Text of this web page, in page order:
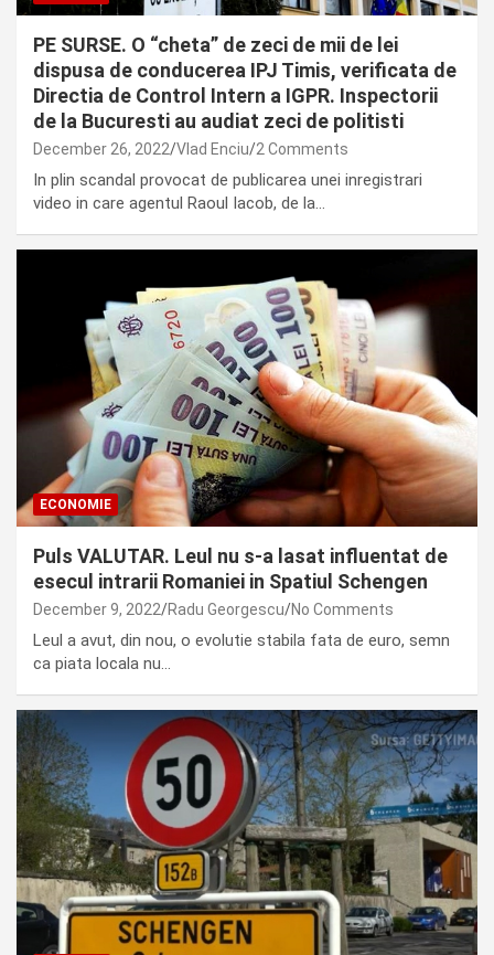
PE SURSE. O “cheta” de zeci de mii de lei
dispusa de conducerea IPJ Timis, verificata de
Directia de Control Intern a IGPR. Inspectorii
de la Bucuresti au audiat zeci de politisti
December 26, 2022 Vlad Enciu 2 Comments
In plin scandal provocat de publicarea unei inregistrari
video in care agentul Raoul Iacob, de la…
ECONOMIE
Puls VALUTAR. Leul nu s-a lasat influentat de
esecul intrarii Romaniei in Spatiul Schengen
December 9, 2022 Radu Georgescu No Comments
Leul a avut, din nou, o evolutie stabila fata de euro, semn
ca piata locala nu…